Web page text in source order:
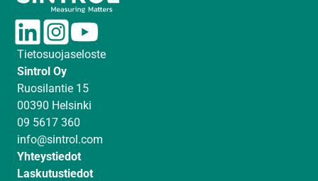
L
i
n
k
e
d
I
n
I
n
s
a
g
r
a
m
u
Tietosuojaseloste
Sintrol Oy
Ruosilantie 15
00390 Helsinki
09 5617 360
info@sintrol.com
Yhteystiedot
Laskutustiedot